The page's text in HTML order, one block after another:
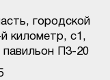
городской
километр, с1 ,
П3-20